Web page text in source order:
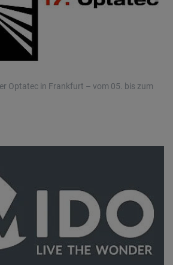
Optatec in Frankfurt – vom 05. bis zum